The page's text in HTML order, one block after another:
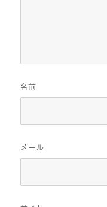
名前
メール